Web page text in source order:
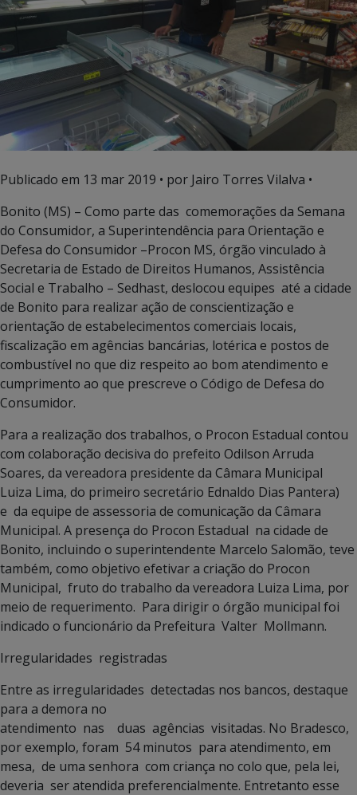
Publicado em 13 mar 2019 • por Jairo Torres Vilalva •
Bonito (MS) – Como parte das comemorações da Semana
do Consumidor, a Superintendência para Orientação e
Defesa do Consumidor –Procon MS, órgão vinculado à
Secretaria de Estado de Direitos Humanos, Assistência
Social e Trabalho – Sedhast, deslocou equipes até a cidade
de Bonito para realizar ação de conscientização e
orientação de estabelecimentos comerciais locais,
fiscalização em agências bancárias, lotérica e postos de
combustível no que diz respeito ao bom atendimento e
cumprimento ao que prescreve o Código de Defesa do
Consumidor.
Para a realização dos trabalhos, o Procon Estadual contou
com colaboração decisiva do prefeito Odilson Arruda
Soares, da vereadora presidente da Câmara Municipal
Luiza Lima, do primeiro secretário Ednaldo Dias Pantera)
e da equipe de assessoria de comunicação da Câmara
Municipal. A presença do Procon Estadual na cidade de
Bonito, incluindo o superintendente Marcelo Salomão, teve
também, como objetivo efetivar a criação do Procon
Municipal, fruto do trabalho da vereadora Luiza Lima, por
meio de requerimento. Para dirigir o órgão municipal foi
indicado o funcionário da Prefeitura Valter Mollmann.
Irregularidades registradas
Entre as irregularidades detectadas nos bancos, destaque
para a demora no
atendimento nas duas agências visitadas. No Bradesco,
por exemplo, foram 54 minutos para atendimento, em
mesa, de uma senhora com criança no colo que, pela lei,
deveria ser atendida preferencialmente. Entretanto esse